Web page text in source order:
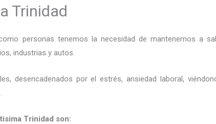
Trinidad
personas tenemos la necesidad de mantenernos a
industrias y autos.
desencadenados por el estrés, ansiedad laboral,
Trinidad son: